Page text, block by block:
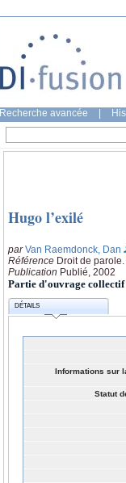
Recherche avancée
Hugo l’exilé
parVan Raemdonck, Dan
Référence Droit de
Publication Publié, 2002
Partie d'ouvrage collectif
DÉTAILS
Informations sur
Statut